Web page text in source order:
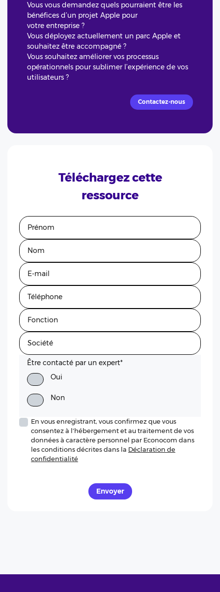
Vous vous demandez quels pourraient être les
bénéfices d’un projet Apple pour
votre entreprise ?
Vous déployez actuellement un parc Apple et
souhaitez être accompagné ?
Vous souhaitez améliorer vos processus
opérationnels pour sublimer l’expérience de vos
utilisateurs ?
Contactez-nous
Téléchargez cette
ressource
Être contacté par un expert*
Oui
Non
En vous enregistrant, vous confirmez que vous
consentez à l'hébergement et au traitement de vos
données à caractère personnel par Econocom dans
les conditions décrites dans la Déclaration de
confidentialité